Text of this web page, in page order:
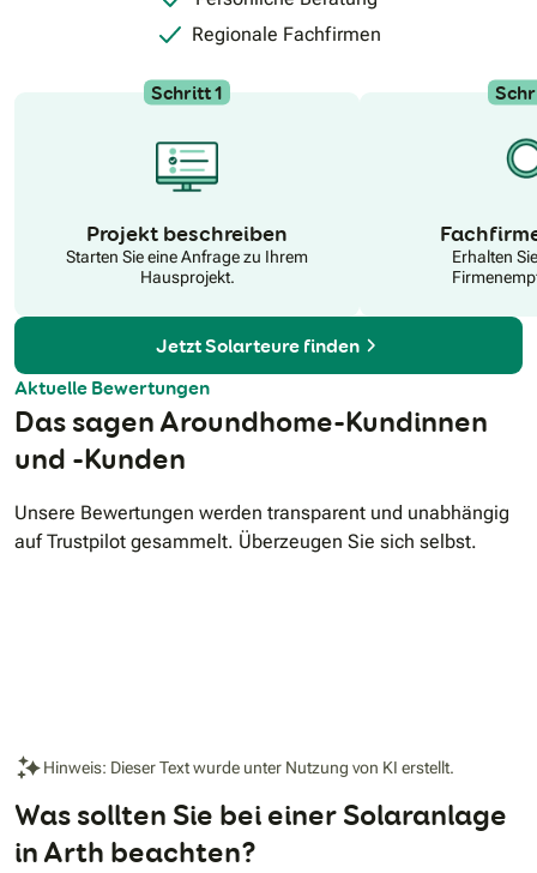
Regionale Fachfirmen
Schritt 1
Projekt beschreiben
Starten Sie eine Anfrage zu Ihrem
Hausprojekt.
Erhalten
Jetzt Solarteure finden
Aktuelle Bewertungen
Das sagen Aroundhome-Kundinnen
und -Kunden
Unsere Bewertungen werden transparent und unabhängig
auf Trustpilot gesammelt. Überzeugen Sie sich selbst.
Hinweis: Dieser Text wurde unter Nutzung von KI erstellt.
Was sollten Sie bei einer Solaranlage
in Arth beachten?